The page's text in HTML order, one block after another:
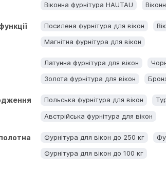
Віконна фурнітура HAUTAU
Посилена фурнітура для вікон
Магнітна фурнітура для вікон
Латунна фурнітура для вікон
Золота фурнітура для вікон
Польська фурнітура для вікон
Австрійська фурнітура для вікон
Фурнітура для вікон до 250 кг
Фурнітура для вікон до 100 кг